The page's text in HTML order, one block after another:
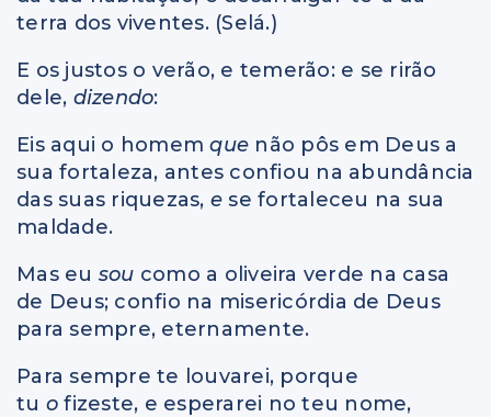
terra dos viventes. (Selá.)
E os justos o verão, e temerão: e se rirão
dele, dizendo:
Eis aqui o homemque não pôs em Deus a
sua fortaleza, antes confiou na abundância
das suas riquezas, ese fortaleceu na sua
maldade.
Mas eu sou como a oliveira verde na casa
de Deus; confio na misericórdia de Deus
para sempre, eternamente.
Para sempre te louvarei, porque
tu ofizeste, e esperarei no teu nome,